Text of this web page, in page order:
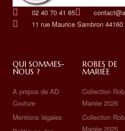
02 40 70 41 65
11 rue Maurice Sambron
QUI SOMMES-
NOUS ?
A propos de AD
Couture
Mentions légales
ROBES DE
MARIÉE
Collection
Mariée 2026
Collection
Mariée 2025